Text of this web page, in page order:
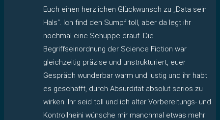
Euch einen herzlichen Glückwunsch zu „Data sein
Hals“. Ich find den Sumpf toll, aber da legt ihr
nochmal eine Schüppe drauf. Die
Begriffseinordnung der Science Fiction war
gleichzeitig präzise und unstrukturiert, euer
Gespräch wunderbar warm und lustig und ihr habt
es geschafft, durch Absurdität absolut seriös zu
wirken. Ihr seid toll und ich alter Vorbereitungs- und
Kontrollheini wünsche mir manchmal etwas mehr